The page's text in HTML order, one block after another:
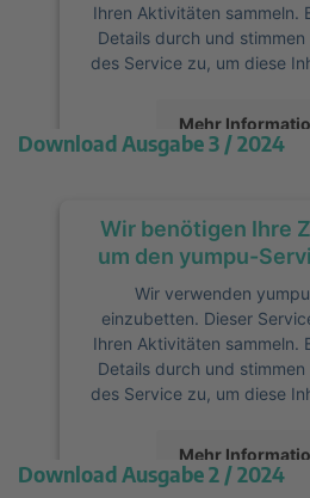
Ihren Aktivitäten sammeln.
Details durch und
des Service zu, um diese
Mehr
powered by
Management Platform
Download Ausgabe 3 / 2024
Wir benötigen Ihre
um den yumpu-
Wir verwenden
einzubetten. Dieser
Ihren Aktivitäten sammeln.
Details durch und
des Service zu, um diese
Mehr
Download Ausgabe 2 / 2024